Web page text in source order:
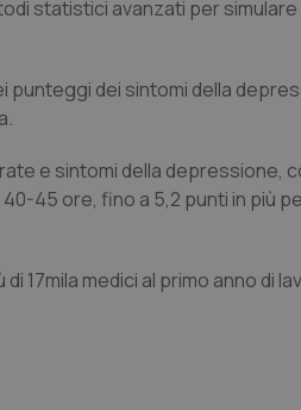
statistici avanzati per
dei sintomi della
e sintomi della depressione,
45 ore, fino a 5,2 punti in più
17mila medici al primo anno di